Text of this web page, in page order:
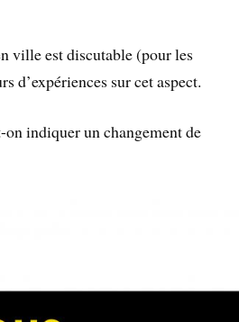
ville est discutable (pour les
d’expériences sur cet aspect.
indiquer un changement de